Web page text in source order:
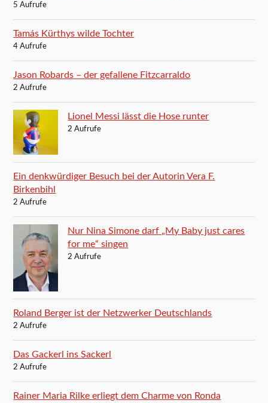
5 Aufrufe
Tamás Kürthys wilde Tochter
4 Aufrufe
Jason Robards – der gefallene Fitzcarraldo
2 Aufrufe
Lionel Messi lässt die Hose runter
2 Aufrufe
Ein denkwürdiger Besuch bei der Autorin Vera F.
Birkenbihl
2 Aufrufe
Nur Nina Simone darf „My Baby just cares
for me“ singen
2 Aufrufe
Roland Berger ist der Netzwerker Deutschlands
2 Aufrufe
Das Gackerl ins Sackerl
2 Aufrufe
Rainer Maria Rilke erliegt dem Charme von Ronda